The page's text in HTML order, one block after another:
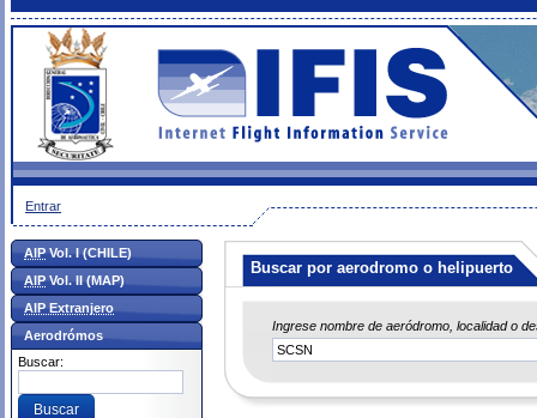
Entrar
Buscar por aerodromo o helipuerto
Ingrese nombre de aeródromo, localidad o
AIPVol. I (CHILE)
AIPVol. II (MAP)
AIP Extranjero
Aerodrómos
Buscar: